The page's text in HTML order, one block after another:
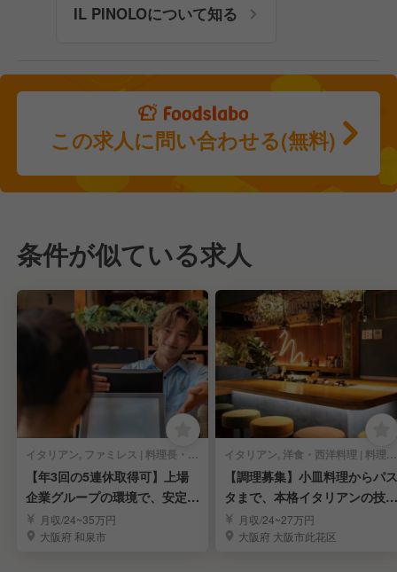
IL PINOLOについて知る
この求人に問い合わせる(無料)
条件が似ている求人
イタリアン, ファミレス | 料理長・料理長候補
【年3回の5連休取得可】上場
企業グループの環境で、安定し
たキャリアアップ！
月収/24~35万円
大阪府 和泉市
イタリアン, 洋食・西洋料理 | 料理長・料理長候補
【調理募集】小皿料理からパス
タまで、本格イタリアンの技法
を習得
月収/24~27万円
大阪府 大阪市此花区